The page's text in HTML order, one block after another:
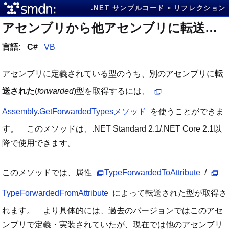
.NET サンプルコード リフレクション
アセンブリから他アセンブリに転送された型情報を取得する
言語: C# VB
アセンブリに定義されている型のうち、別のアセンブリに転
送された(forwarded)型を取得するには、
Assembly.GetForwardedTypesメソッド
を使うことができま
す。 このメソッドは、.NET Standard 2.1/.NET Core 2.1以
降で使用できます。
このメソッドでは、属性 TypeForwardedToAttribute /
TypeForwardedFromAttribute によって転送された型が取得さ
れます。 より具体的には、過去のバージョンではこのアセ
ンブリで定義・実装されていたが、現在では他のアセンブリ